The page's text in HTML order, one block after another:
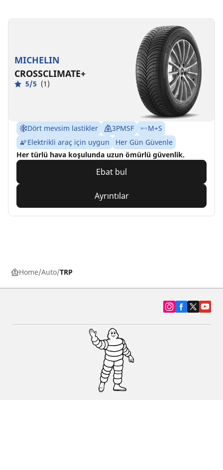
MICHELIN
CROSSCLIMATE+
5/5 (1)
Dört mevsim lastikler 3PMSF
M+S
Elektrikli araç için uygun
Her Gün Güvenle
Her türlü hava koşulunda uzun ömürlü güvenlik.
Ebat bul
Ayrıntılar
Home Auto TRP